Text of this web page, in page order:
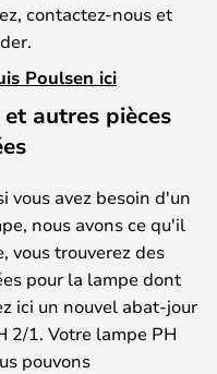
contactez-nous et
Poulsen ici
autres pièces
vous avez besoin d'un
nous avons ce qu'il
vous trouverez des
pour la lampe dont
ici un nouvel abat-jour
2/1. Votre lampe PH
pouvons